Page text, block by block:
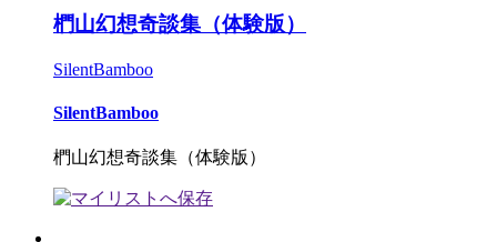
椚山幻想奇談集（体験版）
SilentBamboo
SilentBamboo
椚山幻想奇談集（体験版）